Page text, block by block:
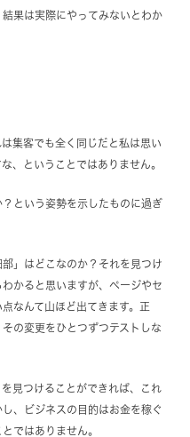
果は実際にやってみないとわか
集客でも全く同じだと私は思い
、ということではありません。
という姿勢を示したものに過ぎ
」はどこなのか？それを見つけ
かると思いますが、ページやセ
なんて山ほど出てきます。正
の変更をひとつずつテストしな
見つけることができれば、これ
、ビジネスの目的はお金を稼ぐ
ではありません。